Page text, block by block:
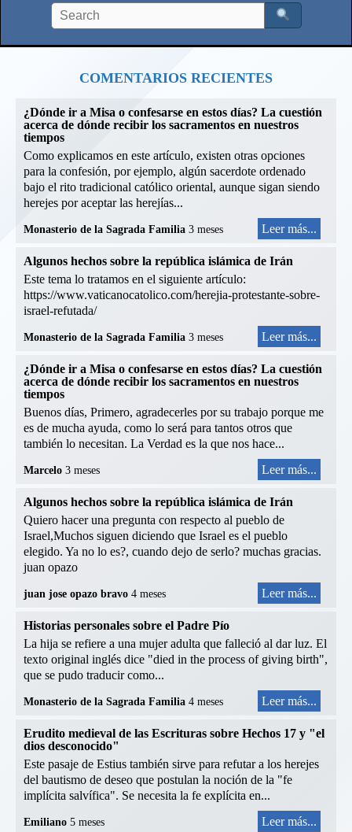
COMENTARIOS RECIENTES
¿Dónde ir a Misa o confesarse en estos días? La cuestión
acerca de dónde recibir los sacramentos en nuestros
tiempos
Como explicamos en este artículo, existen otras opciones
para la confesión, por ejemplo, algún sacerdote ordenado
bajo el rito tradicional católico oriental, aunque sigan siendo
herejes por aceptar las herejías...
Monasterio de la Sagrada Familia 3 meses Leer más...
Algunos hechos sobre la república islámica de Irán
Este tema lo tratamos en el siguiente artículo:
https://www.vaticanocatolico.com/herejia-protestante-sobre-
israel-refutada/
Monasterio de la Sagrada Familia 3 meses Leer más...
¿Dónde ir a Misa o confesarse en estos días? La cuestión
acerca de dónde recibir los sacramentos en nuestros
tiempos
Buenos días, Primero, agradecerles por su trabajo porque me
es de mucha ayuda, como lo será para tantos otros que
también lo necesitan. La Verdad es la que nos hace...
Marcelo 3 meses Leer más...
Algunos hechos sobre la república islámica de Irán
Quiero hacer una pregunta con respecto al pueblo de
Israel,Muchos siguen diciendo que Israel es el pueblo
elegido. Ya no lo es?, cuando dejo de serlo? muchas gracias.
juan opazo
juan jose opazo bravo 4 meses Leer más...
Historias personales sobre el Padre Pío
La hija se refiere a una mujer adulta que falleció al dar luz. El
texto original inglés dice "died in the process of giving birth",
que se pudo traducir como...
Monasterio de la Sagrada Familia 4 meses Leer más...
Erudito medieval de las Escrituras sobre Hechos 17 y "el
dios desconocido"
Este pasaje de Estius también sirve para refutar a los herejes
del bautismo de deseo que postulan la noción de la "fe
implícita salvífica". Se necesita la fe explícita en...
Emiliano 5 meses Leer más...